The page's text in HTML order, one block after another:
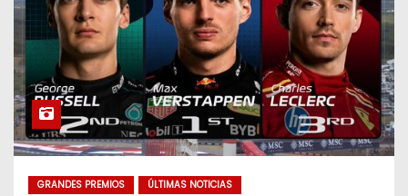
GRANDES PREMIOS ÚLTIMAS NOTICIAS